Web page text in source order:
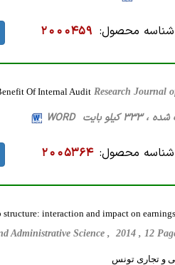
شناسه محصول: 2000459
Of Internal Audit Research Journal
شناسه محصول: 2005364
interaction and impact on
Administrative Science , 2014 , 12
و تجاری تونس